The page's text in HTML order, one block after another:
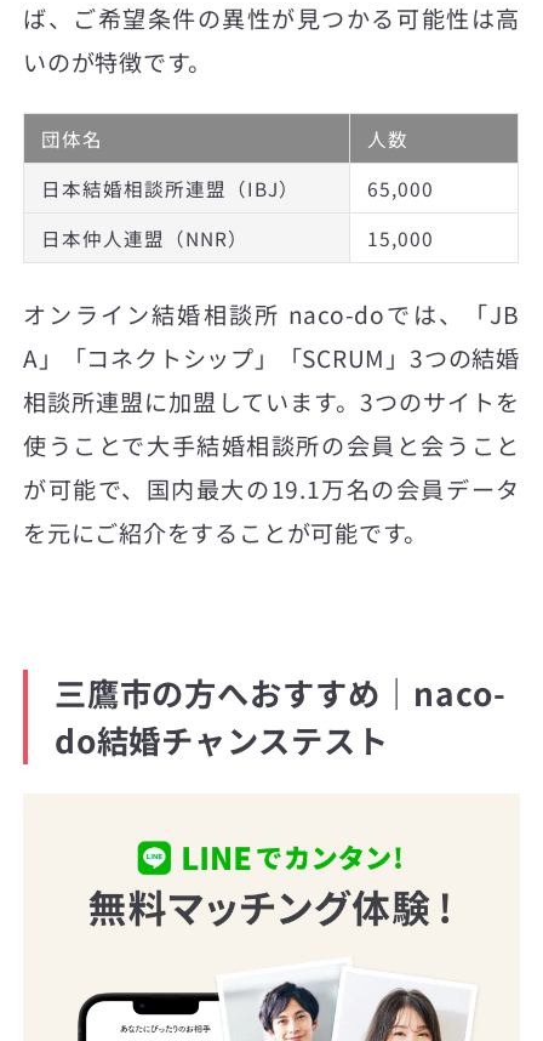
ば、ご希望条件の異性が見つかる可能性は高
いのが特徴です。
団体名
人数
日本結婚相談所連盟（IBJ）
65,000
日本仲人連盟（NNR）
15,000
オンライン結婚相談所 naco-doでは、「JB
A」「コネクトシップ」「SCRUM」3つの結婚
相談所連盟に加盟しています。3つのサイトを
使うことで大手結婚相談所の会員と会うこと
が可能で、国内最大の19.1万名の会員データ
を元にご紹介をすることが可能です。
三鷹市の方へおすすめ｜naco-
do結婚チャンステスト